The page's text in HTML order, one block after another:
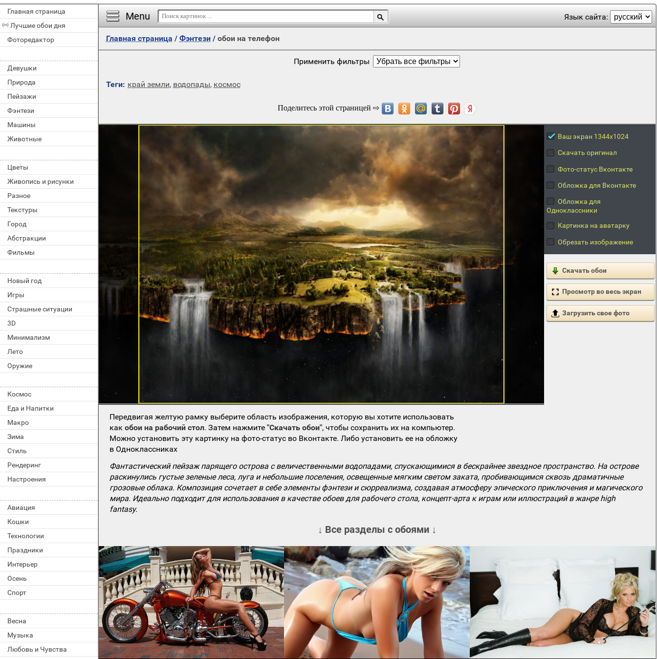
Главная страница
Лучшие обои дня
Фоторедактор
Девушки
Природа
Пейзажи
Фэнтези
Машины
Животные
Цветы
Живопись и рисунки
Разное
Текстуры
Город
Абстракции
Фильмы
Новый год
Игры
Страшные ситуации
3D
Минимализм
Лето
Оружие
Космос
Еда и Напитки
Макро
Зима
Стиль
Рендеринг
Настроения
Авиация
Кошки
Технологии
Праздники
Интерьер
Осень
Спорт
Весна
Музыка
Любовь и Чувства
Menu Язык сайта:
Главная страница / Фэнтези/ обои на телефон
Применить фильтры
Теги: край земли, водопады, космос
Ваш экран 1344x1024
Скачать оригинал
Фото-статус Вконтакте
Обложка для Вконтакте
Обложка для
Одноклассники
Картинка на аватарку
Обрезать изображение
Скачать обои
Просмотр во весь экран
Загрузить свое фото
Передвигая желтую рамку выберите область изображения, которую вы хотите использовать
какобои на рабочий стол. Затем нажмите"Скачать обои", чтобы сохранить их на компьютер.
Можно установить эту картинку на фото-статус во Вконтакте. Либо установить ее на обложку
в Одноклассниках
Фантастический пейзаж парящего острова с величественными водопадами, спускающимися в бескрайнее звездное пространство. На острове
раскинулись густые зеленые леса, луга и небольшие поселения, освещенные мягким светом заката, пробивающимся сквозь драматичные
грозовые облака. Композиция сочетает в себе элементы фэнтези и сюрреализма, создавая атмосферу эпического приключения и магического
мира. Идеально подходит для использования в качестве обоев для рабочего стола, концепт-арта к играм или иллюстраций в жанре high
fantasy.
↓ Все разделы с обоями ↓